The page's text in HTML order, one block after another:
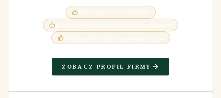
Miła i pomocna obsługa
Dostępność miejsc parkingowych
ZOBACZ PROFIL FIRMY